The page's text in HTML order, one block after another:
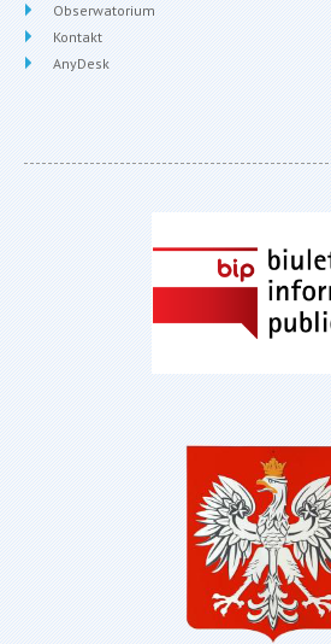
Obserwatorium
Kontakt
AnyDesk